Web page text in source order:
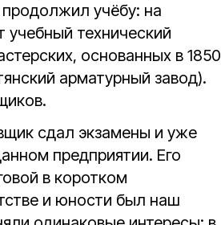
учёбу: на
учебный технический
основанных в 1850
арматурный завод).
сдал экзамены и уже
предприятии. Его
в коротком
и юности был наш